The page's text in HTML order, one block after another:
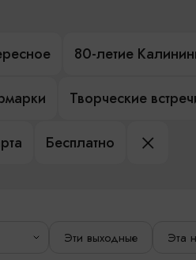
80-летие
Творческие
Бесплатно
Эти выходные Эта